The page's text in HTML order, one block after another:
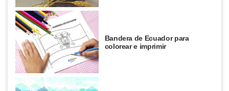
Bandera de Ecuador para
colorear e imprimir